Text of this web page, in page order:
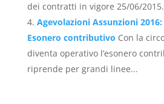
dei contratti in vigore 25/06/
Agevolazioni Assunzioni
Esonero contributivo Con la
diventa operativo l’esonero
riprende per grandi linee...